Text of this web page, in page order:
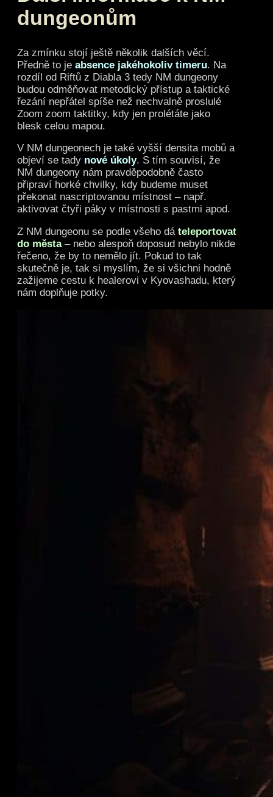
dungeonům
Za zmínku stojí ještě několik dalších věcí.
Předně to je absence jakéhokoliv timeru. Na
rozdíl od Riftů z Diabla 3 tedy NM dungeony
budou odměňovat metodický přístup a taktické
řezání nepřátel spíše než nechvalně proslulé
Zoom zoom taktitky, kdy jen prolétáte jako
blesk celou mapou.
V NM dungeonech je také vyšší densita mobů a
objeví se tady nové úkoly. S tím souvisí, že
NM dungeony nám pravděpodobně často
připraví horké chvilky, kdy budeme muset
překonat nascriptovanou místnost – např.
aktivovat čtyři páky v místnosti s pastmi apod.
Z NM dungeonu se podle všeho dá teleportovat
do města – nebo alespoň doposud nebylo nikde
řečeno, že by to nemělo jít. Pokud to tak
skutečně je, tak si myslím, že si všichni hodně
zažijeme cestu k healerovi v Kyovashadu, který
nám doplňuje potky.